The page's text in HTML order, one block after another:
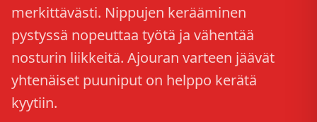
merkittävästi. Nippujen kerääminen
pystyssä nopeuttaa työtä ja vähentää
nosturin liikkeitä. Ajouran varteen jäävät
yhtenäiset puuniput on helppo kerätä
kyytiin.